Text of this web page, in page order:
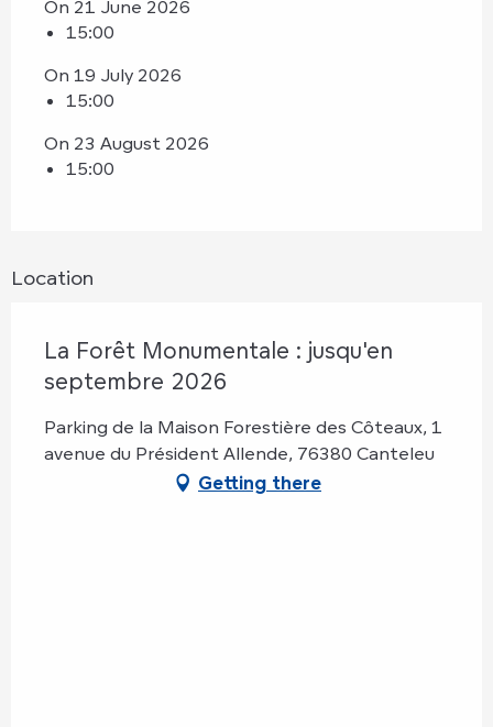
On 21 June 2026
15:00
On 19 July 2026
15:00
On 23 August 2026
15:00
Location
La Forêt Monumentale : jusqu'en
septembre 2026
Parking de la Maison Forestière des Côteaux, 1
avenue du Président Allende, 76380 Canteleu
Getting there